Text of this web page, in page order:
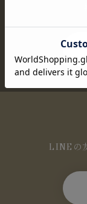
LINEの